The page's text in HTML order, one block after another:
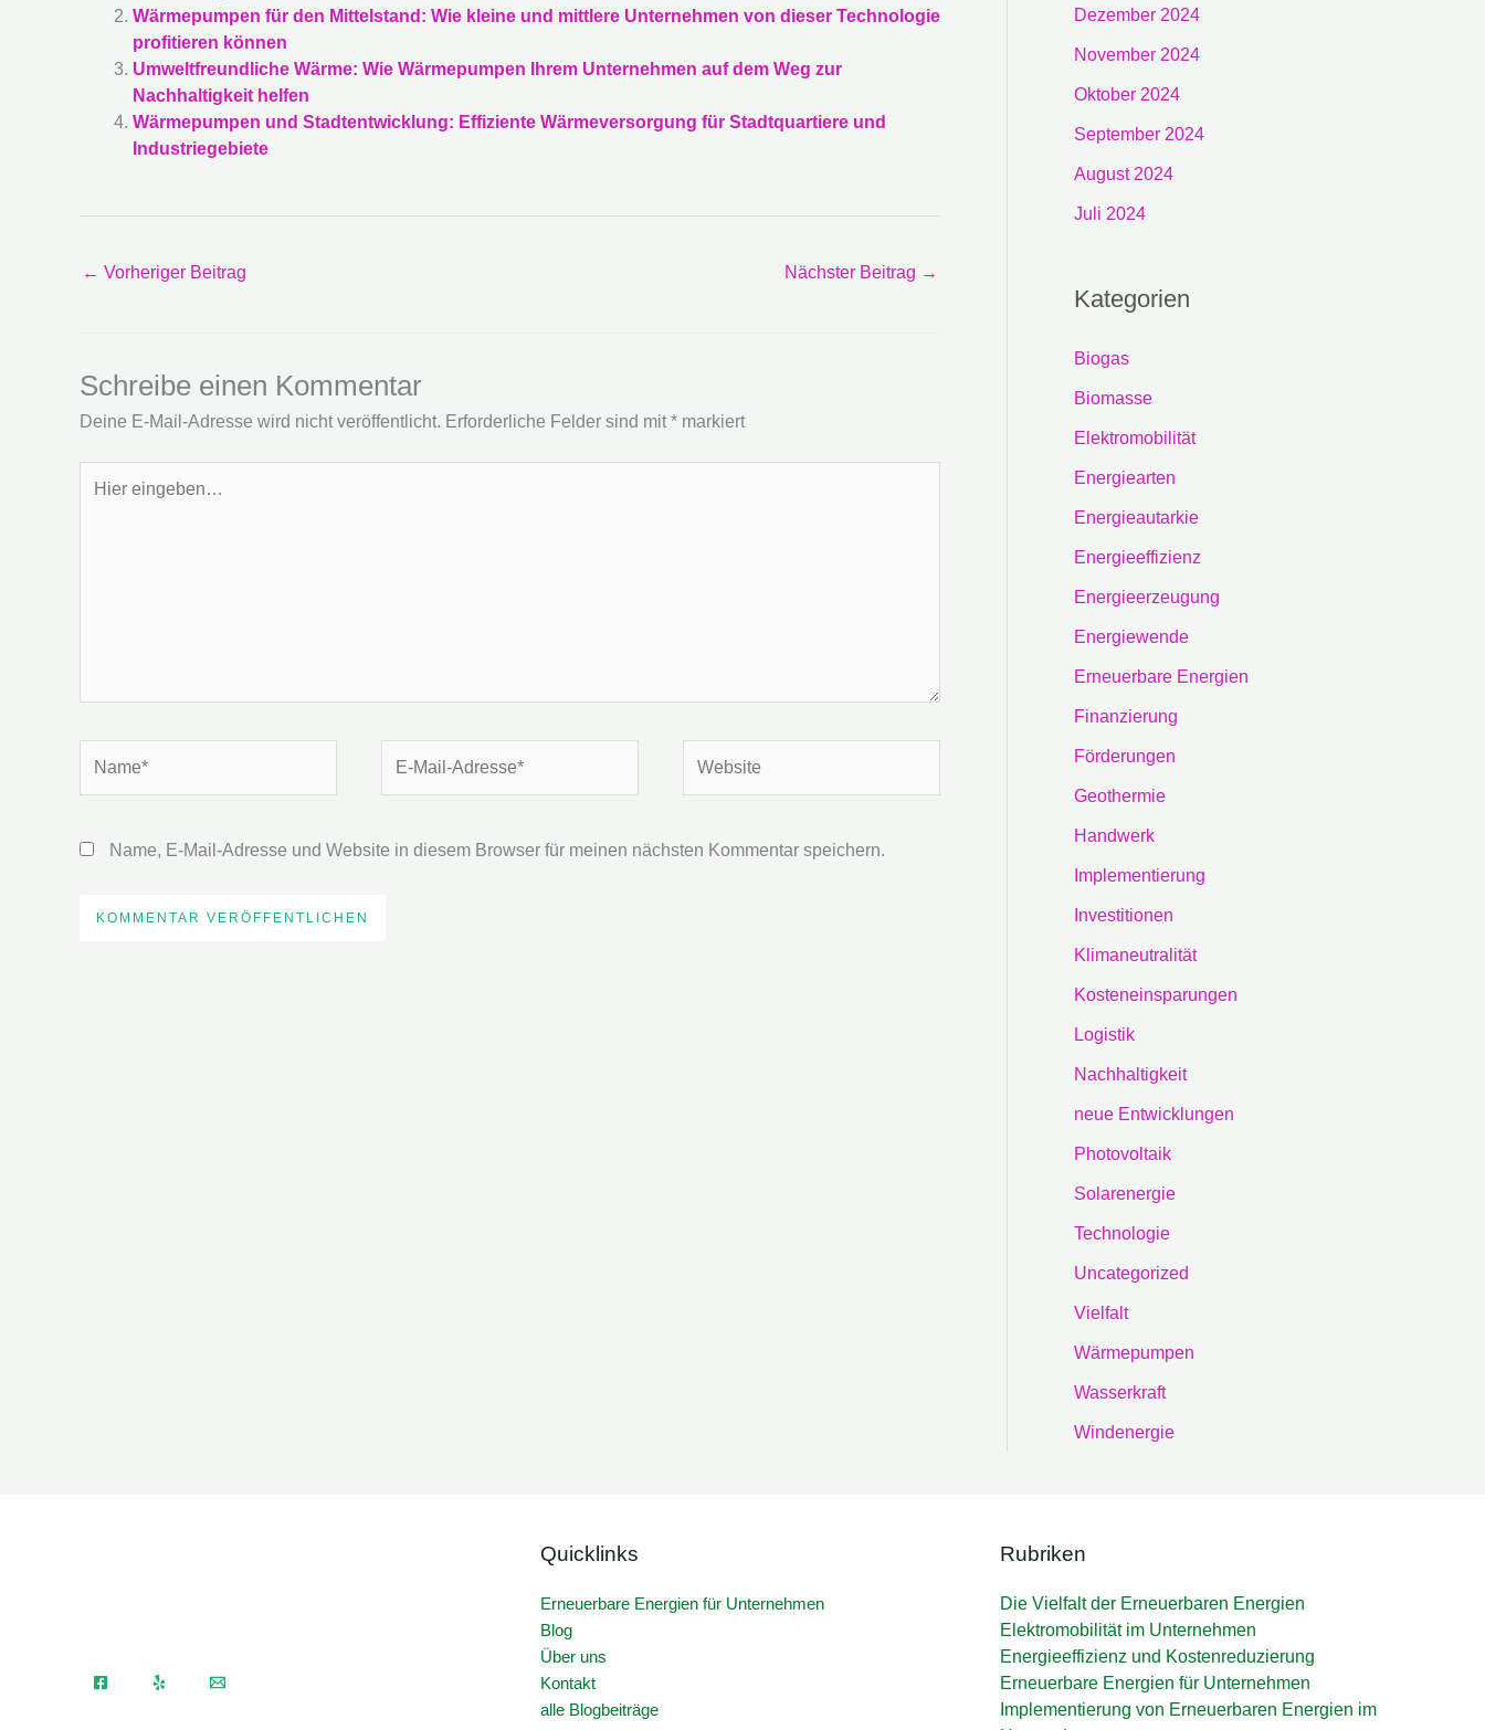
Wärmepumpen für den Mittelstand: Wie kleine und mittlere Unternehmen von dieser Technologie
profitieren können
Umweltfreundliche Wärme: Wie Wärmepumpen Ihrem Unternehmen auf dem Weg zur
Nachhaltigkeit helfen
Wärmepumpen und Stadtentwicklung: Effiziente Wärmeversorgung für Stadtquartiere und
Industriegebiete
← Vorheriger Beitrag Nächster Beitrag →
Schreibe einen Kommentar
Deine E-Mail-Adresse wird nicht veröffentlicht. Erforderliche Felder sind mit * markiert
eingeben…
Mail-
Name, E-Mail-Adresse und Website in diesem Browser für meinen nächsten Kommentar speichern.
Dezember 2024
November 2024
Oktober 2024
September 2024
August 2024
Juli 2024
Kategorien
Biogas
Biomasse
Elektromobilität
Energiearten
Energieautarkie
Energieeffizienz
Energieerzeugung
Energiewende
Erneuerbare Energien
Finanzierung
Förderungen
Geothermie
Handwerk
Implementierung
Investitionen
Klimaneutralität
Kosteneinsparungen
Logistik
Nachhaltigkeit
neue Entwicklungen
Photovoltaik
Solarenergie
Technologie
Uncategorized
Vielfalt
Wärmepumpen
Wasserkraft
Windenergie
Quicklinks
Erneuerbare Energien für Unternehmen
Blog
Über uns
Kontakt
alle Blogbeiträge
Rubriken
Die Vielfalt der Erneuerbaren Energien
Elektromobilität im Unternehmen
Energieeffizienz und Kostenreduzierung
Erneuerbare Energien für Unternehmen
Implementierung von Erneuerbaren Energien im